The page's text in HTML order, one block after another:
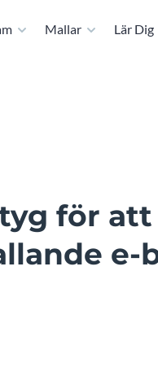
Mallar Lär Dig
för att
e-